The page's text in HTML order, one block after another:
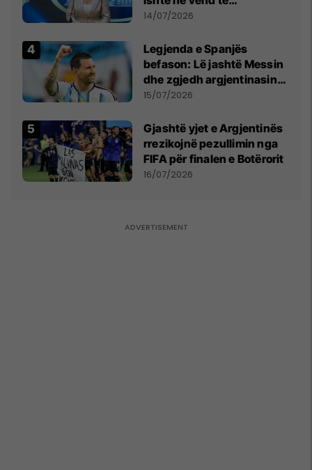
Millosheviqit, Lëvizja e
kërkon shkarkimin e
menjëhershëm të
Snezhana Paunoviq
14/07/2026
Legjenda e Spanjës
befason: Lë jashtë Messin
dhe zgjedh argjentinasin
më të mirë në botë
15/07/2026
Gjashtë yjet e Argjentinës
rrezikojnë pezullimin nga
FIFA për finalen e Botërorit
16/07/2026